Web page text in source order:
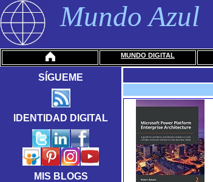
Mundo Azul
MUNDO DIGITAL
SÍGUEME
IDENTIDAD DIGITAL
MIS BLOGS